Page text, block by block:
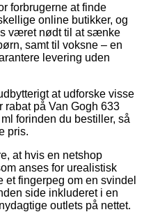
forbrugerne at finde
online butikker, og
været nødt til at sænke
samt til voksne – en
levering uden
at udforske visse
rabat på Van Gogh 633
forinden du bestiller, så
pris.
at hvis en netshop
anses for urealistisk
fingerpeg om en svindel
side inkluderet i en
outlets på nettet.